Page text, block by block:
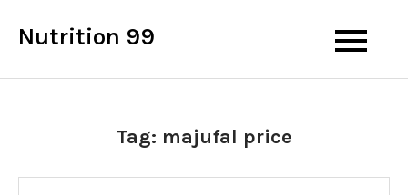
Nutrition 99
Tag: majufal price